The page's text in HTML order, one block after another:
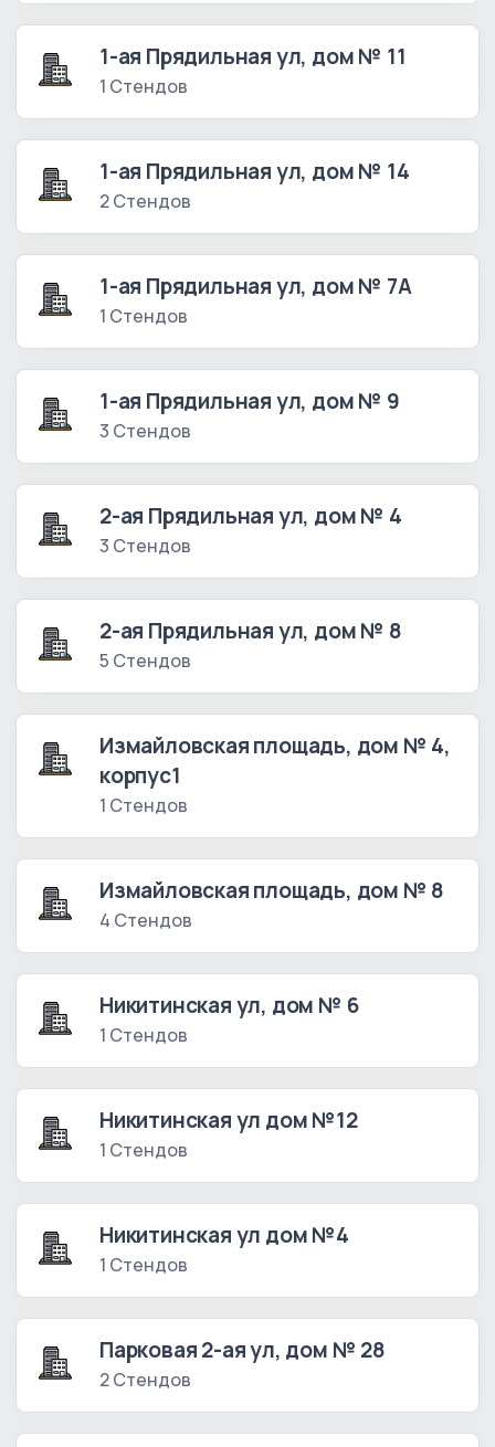
1-ая Прядильная ул, дом № 11
1 Стендов
1-ая Прядильная ул, дом № 14
2 Стендов
1-ая Прядильная ул, дом № 7А
1 Стендов
1-ая Прядильная ул, дом № 9
3 Стендов
2-ая Прядильная ул, дом № 4
3 Стендов
2-ая Прядильная ул, дом № 8
5 Стендов
Измайловская площадь, дом № 4,
корпус1
1 Стендов
Измайловская площадь, дом № 8
4 Стендов
Никитинская ул, дом № 6
1 Стендов
Никитинская ул дом №12
1 Стендов
Никитинская ул дом №4
1 Стендов
Парковая 2-ая ул, дом № 28
2 Стендов